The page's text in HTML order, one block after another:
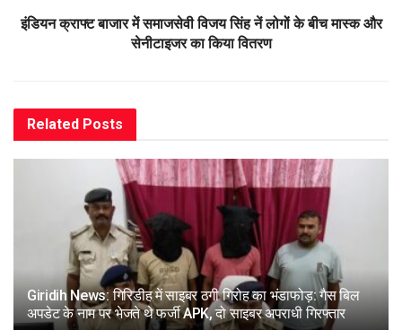
इंडियन क्राफ्ट बाजार में समाजसेवी विजय सिंह नें लोगों के बीच मास्क और
सेनीटाइजर का किया वितरण
Related Posts
Giridih News: गिरिडीह में साइबर ठगी गिरोह का भंडाफोड़: गैस बिल
अपडेट के नाम पर भेजते थे फर्जी APK, दो साइबर अपराधी गिरफ्तार